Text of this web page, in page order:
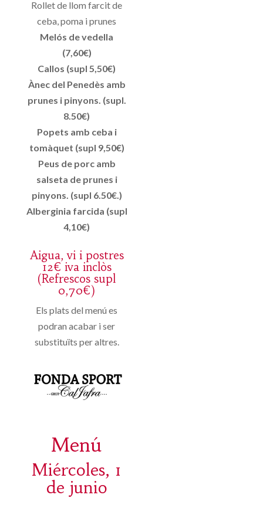
Rollet de llom farcit de
ceba, poma i prunes
Melós de vedella
(7,60€)
Callos (supl 5,50€)
Ànec del Penedès amb
prunes i pinyons. (supl.
8.50€)
Popets amb ceba i
tomàquet (supl 9,50€)
Peus de porc amb
salseta de prunes i
pinyons. (supl 6.50€.)
Alberginia farcida (supl
4,10€)
Aigua, vi i postres
12€ iva inclòs
(Refrescos supl
0,70€)
Els plats del menú es
podran acabar i ser
substituïts per altres.
Menú
Miércoles, 1
de junio